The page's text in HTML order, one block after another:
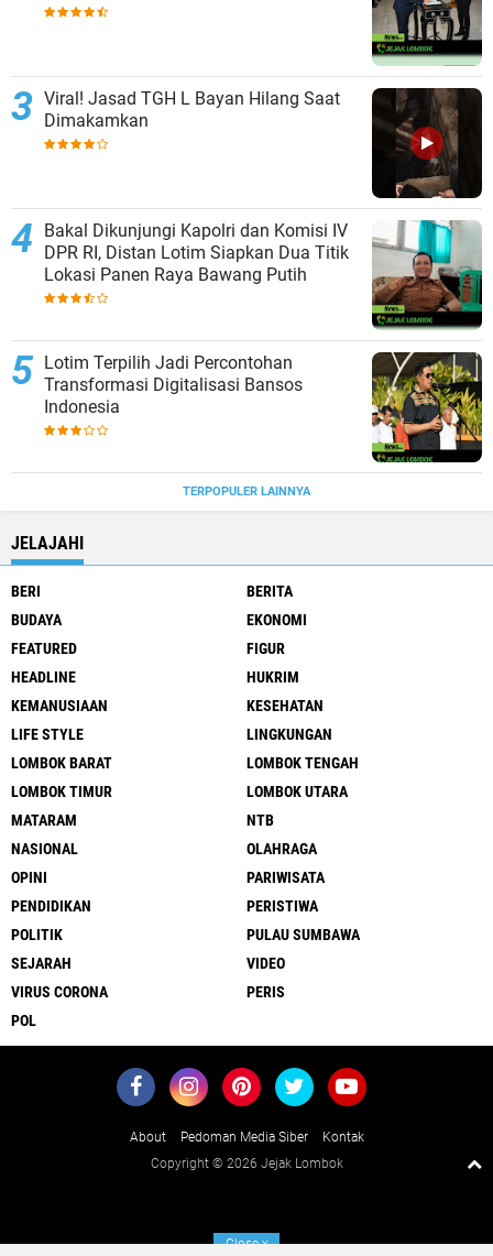
Viral! Jasad TGH L Bayan Hilang Saat
Dimakamkan
Bakal Dikunjungi Kapolri dan Komisi IV
DPR RI, Distan Lotim Siapkan Dua Titik
Lokasi Panen Raya Bawang Putih
Lotim Terpilih Jadi Percontohan
Transformasi Digitalisasi Bansos
Indonesia
TERPOPULER LAINNYA
JELAJAHI
BERI
BERITA
BUDAYA
EKONOMI
FEATURED
FIGUR
HEADLINE
HUKRIM
KEMANUSIAAN
KESEHATAN
LIFE STYLE
LINGKUNGAN
LOMBOK BARAT
LOMBOK TENGAH
LOMBOK TIMUR
LOMBOK UTARA
MATARAM
NTB
NASIONAL
OLAHRAGA
OPINI
PARIWISATA
PENDIDIKAN
PERISTIWA
POLITIK
PULAU SUMBAWA
SEJARAH
VIDEO
VIRUS CORONA
PERIS
POL
About Pedoman Media Siber
Kontak
Copyright © 2026 Jejak Lombok
Closex